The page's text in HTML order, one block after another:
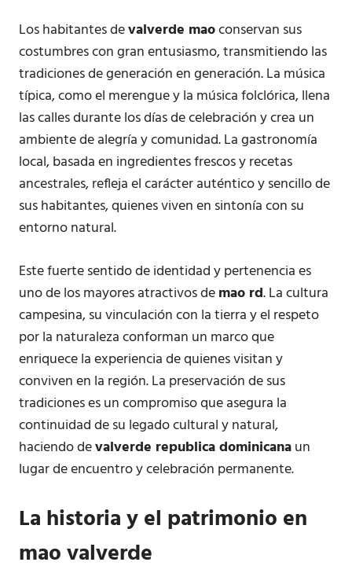
Los habitantes devalverde maoconservan sus
costumbres con gran entusiasmo, transmitiendo las
tradiciones de generación en generación. La música
típica, como el merengue y la música folclórica, llena
las calles durante los días de celebración y crea un
ambiente de alegría y comunidad. La gastronomía
local, basada en ingredientes frescos y recetas
ancestrales, refleja el carácter auténtico y sencillo de
sus habitantes, quienes viven en sintonía con su
entorno natural.
Este fuerte sentido de identidad y pertenencia es
uno de los mayores atractivos demao rd. La cultura
campesina, su vinculación con la tierra y el respeto
por la naturaleza conforman un marco que
enriquece la experiencia de quienes visitan y
conviven en la región. La preservación de sus
tradiciones es un compromiso que asegura la
continuidad de su legado cultural y natural,
haciendo devalverde republica dominicanaun
lugar de encuentro y celebración permanente.
La historia y el patrimonio en
mao valverde